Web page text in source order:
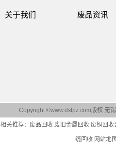
关于我们 废品资讯
Copyright ©www.dsfpz.com版权:无
相关推荐： 废品回收 废旧金属回收 废铜回收
缆回收 网站地图